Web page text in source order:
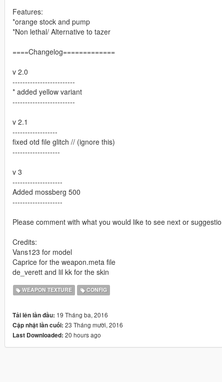
Features:
*orange stock and pump
*Non lethal/ Alternative to tazer
====Changelog=============
v 2.0
-------------------------
* added yellow variant
-------------------------
v 2.1
------------------
fixed otd file glitch // (ignore this)
-------------------
v 3
--------------------
Added mossberg 500
--------------------
Please comment with what you would like to see next or
Credits:
Vans123 for model
Caprice for the weapon.meta file
de_verett and lil kk for the skin
WEAPON TEXTURE CONFIG
Tải lên lần đầu: 19 Tháng ba, 2016
Cập nhật lần cuối: 23 Tháng mười, 2016
Last Downloaded: 20 hours ago